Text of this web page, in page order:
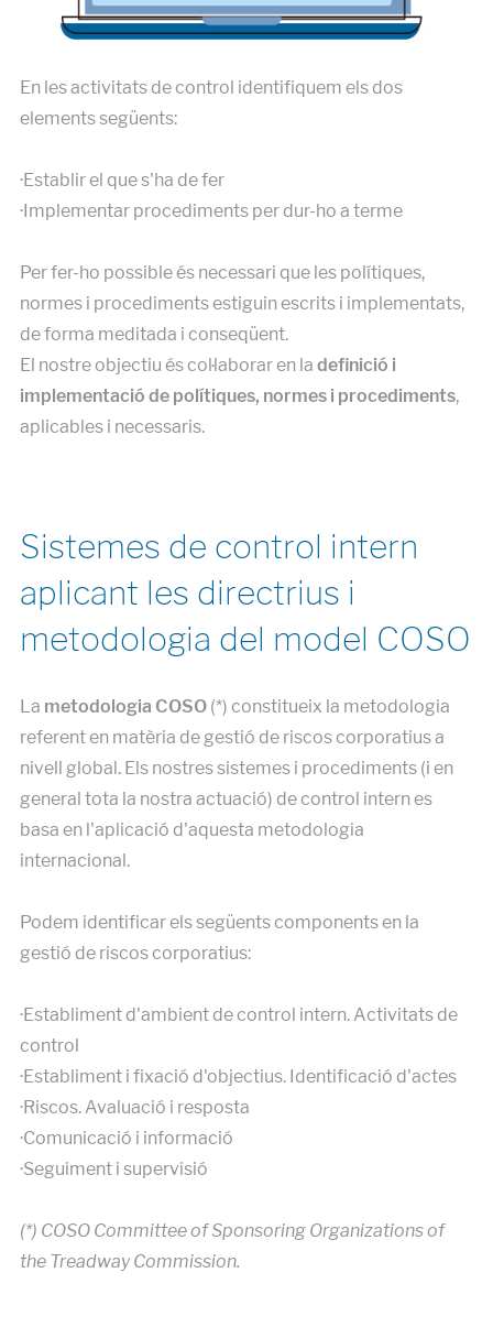
En les activitats de control identifiquem els dos
elements següents:
·Establir el que s'ha de fer
·Implementar procediments per dur-ho a terme
Per fer-ho possible és necessari que les polítiques,
normes i procediments estiguin escrits i implementats,
de forma meditada i conseqüent.
El nostre objectiu és col·laborar en la definició i
implementació de polítiques, normes i procediments,
aplicables i necessaris.
Sistemes de control intern
aplicant les directrius i
metodologia del model COSO
La metodologia COSO(*) constitueix la metodologia
referent en matèria de gestió de riscos corporatius a
nivell global. Els nostres sistemes i procediments (i en
general tota la nostra actuació) de control intern es
basa en l'aplicació d'aquesta metodologia
internacional.
Podem identificar els següents components en la
gestió de riscos corporatius:
·Establiment d'ambient de control intern. Activitats de
control
·Establiment i fixació d'objectius. Identificació d'actes
·Riscos. Avaluació i resposta
·Comunicació i informació
·Seguiment i supervisió
(*) COSO Committee of Sponsoring Organizations of
the Treadway Commission.